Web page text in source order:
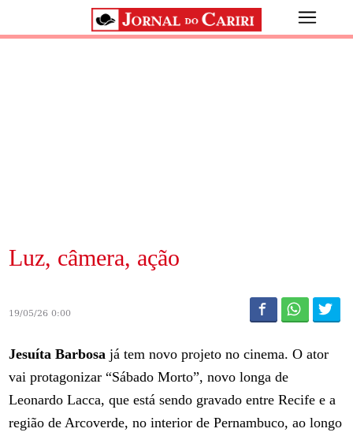
Luz, câmera, ação
19/05/26 0:00
Jesuíta Barbosajá tem novo projeto no cinema. O ator
vai protagonizar “Sábado Morto”, novo longa de
Leonardo Lacca, que está sendo gravado entre Recife e a
região de Arcoverde, no interior de Pernambuco, ao longo